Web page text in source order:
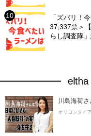
「ズバリ！
37,337票＞
らし調査隊
eltha
川島海荷
オリコンタイ